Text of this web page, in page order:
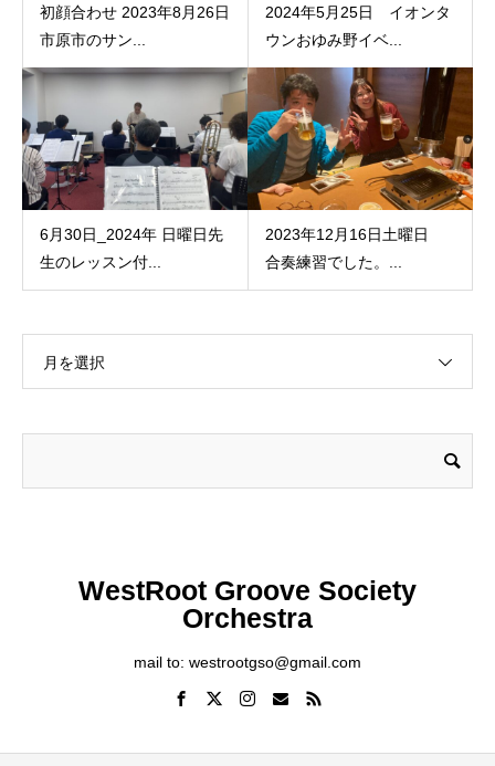
初顔合わせ 2023年8月26日
市原市のサン...
2024年5月25日 イオンタ
ウンおゆみ野イベ...
6月30日_2024年 日曜日先
生のレッスン付...
2023年12月16日土曜日
合奏練習でした。...
月を選択
WestRoot Groove Society
Orchestra
mail to: westrootgso@gmail.com